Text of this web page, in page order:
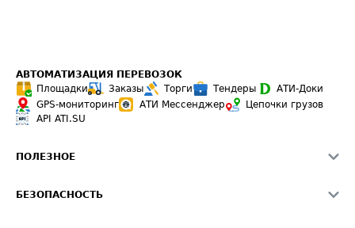
АВТОМАТИЗАЦИЯ ПЕРЕВОЗОК
Площадки
Заказы Торги Тендеры
АТИ-Доки
GPS-мониторинг
АТИ Мессенджер
Цепочки грузов
API ATI.SU
ПОЛЕЗНОЕ
БЕЗОПАСНОСТЬ